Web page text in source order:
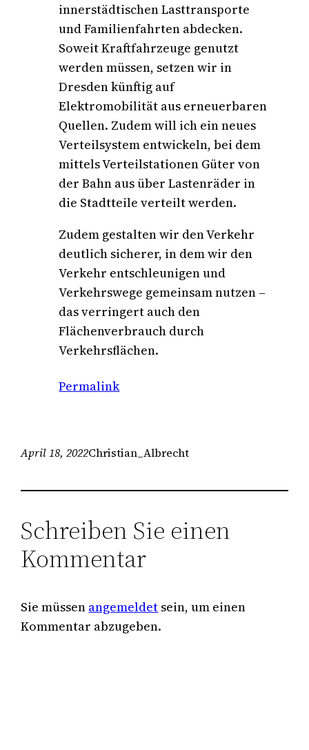
innerstädtischen Lasttransporte
und Familienfahrten abdecken.
Soweit Kraftfahrzeuge genutzt
werden müssen, setzen wir in
Dresden künftig auf
Elektromobilität aus erneuerbaren
Quellen. Zudem will ich ein neues
Verteilsystem entwickeln, bei dem
mittels Verteilstationen Güter von
der Bahn aus über Lastenräder in
die Stadtteile verteilt werden.
Zudem gestalten wir den Verkehr
deutlich sicherer, in dem wir den
Verkehr entschleunigen und
Verkehrswege gemeinsam nutzen –
das verringert auch den
Flächenverbrauch durch
Verkehrsflächen.
Permalink
April 18, 2022Christian_Albrecht
Schreiben Sie einen
Kommentar
Sie müssen angemeldet sein, um einen
Kommentar abzugeben.